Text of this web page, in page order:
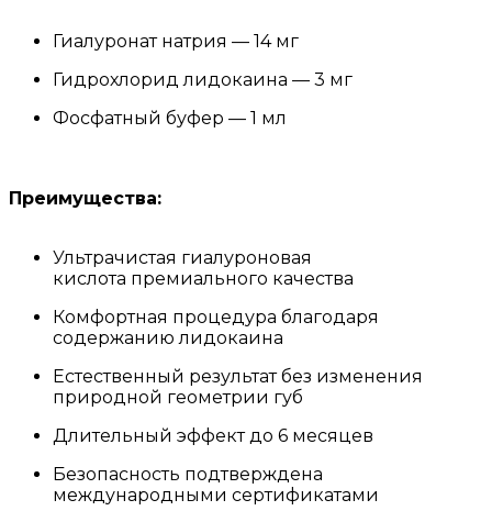
Гиалуронат натрия — 14 мг
Гидрохлорид лидокаина — 3 мг
Фосфатный буфер — 1 мл
Преимущества:
Ультрачистая гиалуроновая
кислота премиального качества
Комфортная процедура благодаря
содержанию лидокаина
Естественный результат без изменения
природной геометрии губ
Длительный эффект до 6 месяцев
Безопасность подтверждена
международными сертификатами